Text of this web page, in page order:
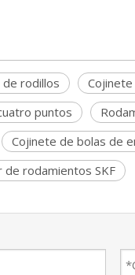
rodillos
puntos
Cojinete de bolas de
de rodamientos SKF